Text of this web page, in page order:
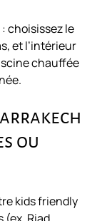
choisissez le
et l’intérieur
chauffée
ou
kids friendly